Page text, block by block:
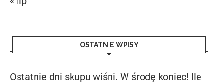
OSTATNIE WPISY
Ostatnie dni skupu wiśni. W środę koniec! Ile